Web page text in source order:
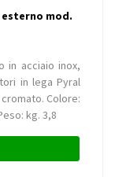
mod.
in acciaio inox,
in lega Pyral
Colore:
kg. 3,8